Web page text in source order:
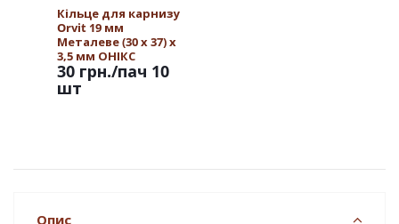
Кільце для карнизу
Orvit 19 мм
Металеве (30 х 37) х
3,5 мм ОНІКС
30 грн./пач 10
шт
Опис